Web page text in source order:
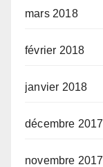
mars 2018
février 2018
janvier 2018
décembre 2017
novembre 2017